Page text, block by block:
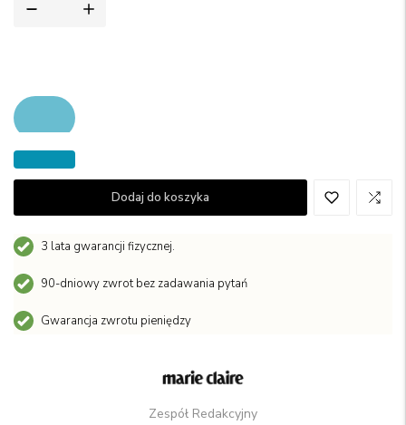
Dodaj do koszyka
3 lata gwarancji fizycznej.
90-dniowy zwrot bez zadawania pytań
Gwarancja zwrotu pieniędzy
Zespół Redakcyjny